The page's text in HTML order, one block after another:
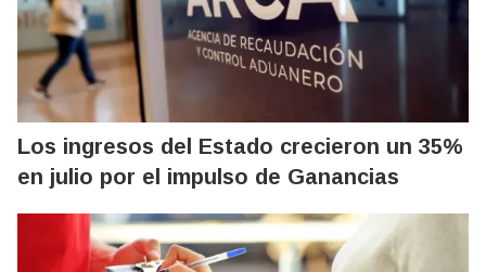
Los ingresos del Estado crecieron un 35%
en julio por el impulso de Ganancias